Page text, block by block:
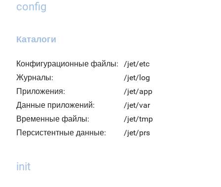
config
Каталоги
Конфигурационные файлы:
/jet/etc
Журналы:
/jet/log
Приложения:
/jet/app
Данные приложений:
/jet/var
Временные файлы:
/jet/tmp
Персистентные данные:
/jet/prs
init